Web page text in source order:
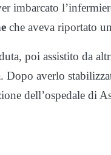
imbarcato
che aveva riportato
poi assistito da
averlo
dell’ospedale di